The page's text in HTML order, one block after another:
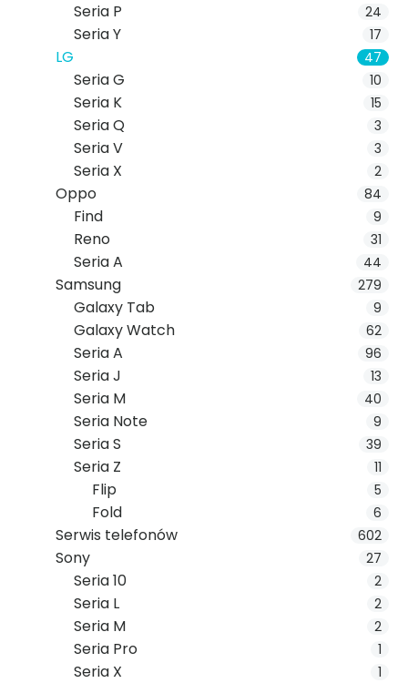
Seria P 24
Seria Y 17
LG 47
Seria G 10
Seria K 15
Seria Q 3
Seria V 3
Seria X 2
Oppo 84
Find 9
Reno 31
Seria A 44
Samsung 279
Galaxy Tab 9
Galaxy Watch 62
Seria A 96
Seria J 13
Seria M 40
Seria Note 9
Seria S 39
Seria Z 11
Flip 5
Fold 6
Serwis telefonów 602
Sony 27
Seria 10 2
Seria L 2
Seria M 2
Seria Pro 1
Seria X 1